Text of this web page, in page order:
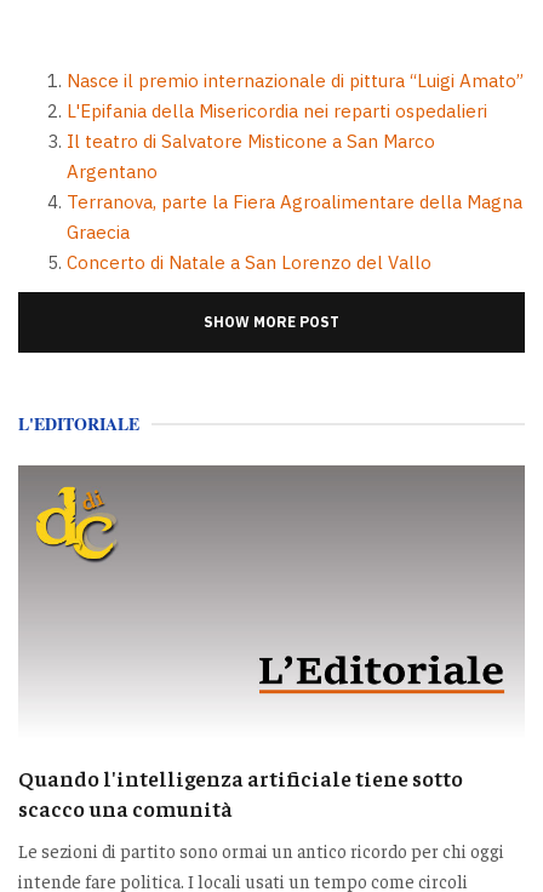
Nasce il premio internazionale di pittura “Luigi Amato”
L'Epifania della Misericordia nei reparti ospedalieri
Il teatro di Salvatore Misticone a San Marco
Argentano
Terranova, parte la Fiera Agroalimentare della Magna
Graecia
Concerto di Natale a San Lorenzo del Vallo
SHOW MORE POST
L'EDITORIALE
Quando l'intelligenza artificiale tiene sotto
scacco una comunità
Le sezioni di partito sono ormai un antico ricordo per chi oggi
intende fare politica. I locali usati un tempo come circoli